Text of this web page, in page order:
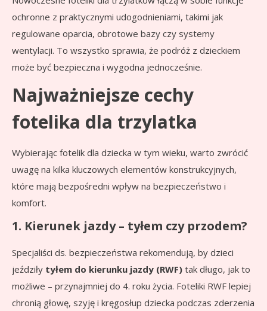
ochronne z praktycznymi udogodnieniami, takimi jak
regulowane oparcia, obrotowe bazy czy systemy
wentylacji. To wszystko sprawia, że podróż z dzieckiem
może być bezpieczna i wygodna jednocześnie.
Najważniejsze cechy
fotelika dla trzylatka
Wybierając fotelik dla dziecka w tym wieku, warto zwrócić
uwagę na kilka kluczowych elementów konstrukcyjnych,
które mają bezpośredni wpływ na bezpieczeństwo i
komfort.
1. Kierunek jazdy – tyłem czy przodem?
Specjaliści ds. bezpieczeństwa rekomendują, by dzieci
jeździły tyłem do kierunku jazdy (RWF) tak długo, jak to
możliwe – przynajmniej do 4. roku życia. Foteliki RWF lepiej
chronią głowę, szyję i kręgosłup dziecka podczas zderzenia